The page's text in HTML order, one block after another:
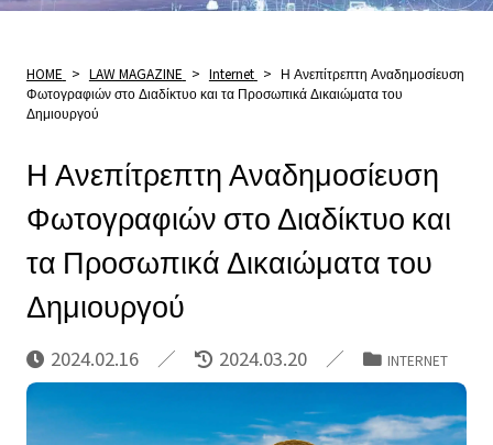
HOME > LAW MAGAZINE > Internet > Η Ανεπίτρεπτη Αναδημοσίευση
Φωτογραφιών στο Διαδίκτυο και τα Προσωπικά Δικαιώματα του
Δημιουργού
Η Ανεπίτρεπτη Αναδημοσίευση
Φωτογραφιών στο Διαδίκτυο και
τα Προσωπικά Δικαιώματα του
Δημιουργού
2024.02.16 2024.03.20 INTERNET